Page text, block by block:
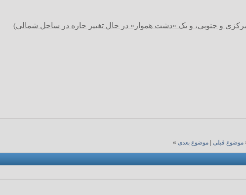
و جنوبی، و یک «دشت هموار» در حال تغییر حاره در ساحل شمالی)
موضوع قبلی |موضوع بعدی »